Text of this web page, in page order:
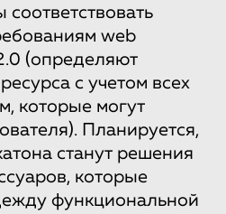
web
(определяют
с учетом всех
которые могут
Планируется,
станут решения
которые
функциональной